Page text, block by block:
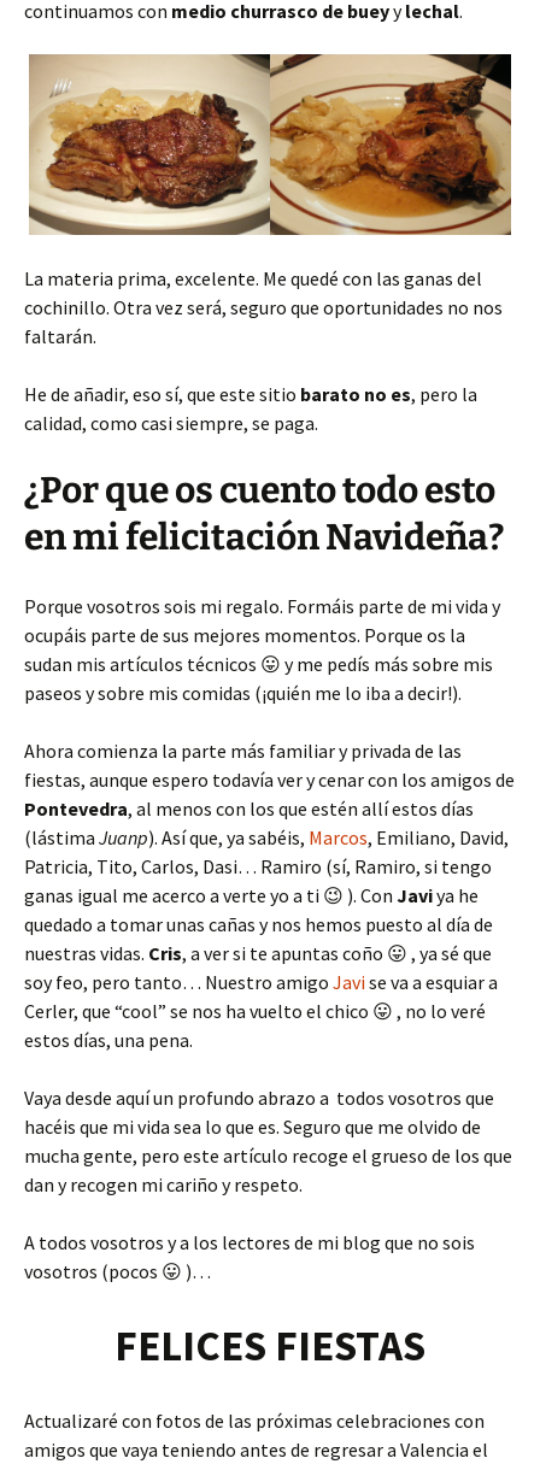
continuamos con medio churrasco de bueyylechal.
La materia prima, excelente. Me quedé con las ganas del
cochinillo. Otra vez será, seguro que oportunidades no nos
faltarán.
He de añadir, eso sí, que este sitio barato no es, pero la
calidad, como casi siempre, se paga.
¿Por que os cuento todo esto
en mi felicitación Navideña?
Porque vosotros sois mi regalo. Formáis parte de mi vida y
ocupáis parte de sus mejores momentos. Porque os la
sudan mis artículos técnicos 😛 y me pedís más sobre mis
paseos y sobre mis comidas (¡quién me lo iba a decir!).
Ahora comienza la parte más familiar y privada de las
fiestas, aunque espero todavía ver y cenar con los amigos de
Pontevedra, al menos con los que estén allí estos días
(lástima Juanp). Así que, ya sabéis, Marcos, Emiliano, David,
Patricia, Tito, Carlos, Dasi… Ramiro (sí, Ramiro, si tengo
ganas igual me acerco a verte yo a ti 😉 ). Con Javiya he
quedado a tomar unas cañas y nos hemos puesto al día de
nuestras vidas. Cris, a ver si te apuntas coño 😛 , ya sé que
soy feo, pero tanto… Nuestro amigo Javise va a esquiar a
Cerler, que “cool” se nos ha vuelto el chico 😛 , no lo veré
estos días, una pena.
Vaya desde aquí un profundo abrazo a todos vosotros que
hacéis que mi vida sea lo que es. Seguro que me olvido de
mucha gente, pero este artículo recoge el grueso de los que
dan y recogen mi cariño y respeto.
A todos vosotros y a los lectores de mi blog que no sois
vosotros (pocos 😛 )…
FELICES FIESTAS
Actualizaré con fotos de las próximas celebraciones con
amigos que vaya teniendo antes de regresar a Valencia el